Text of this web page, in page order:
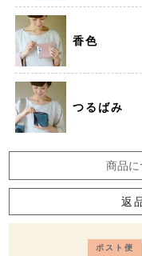
香色
つるばみ
商品
返
ポスト便